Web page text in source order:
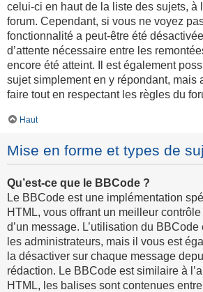
celui-ci en haut de la liste des sujets, à
forum. Cependant, si vous ne voyez
fonctionnalité a peut-être été
d’attente nécessaire entre les
encore été atteint. Il est également
sujet simplement en y répondant, mais
faire tout en respectant les règles du
Haut
Mise en forme et types de
Qu’est-ce que le BBCode ?
Le BBCode est une implémentation
HTML, vous offrant un meilleur
d’un message. L’utilisation du
les administrateurs, mais il vous est
la désactiver sur chaque message
rédaction. Le BBCode est similaire à
HTML, les balises sont contenues